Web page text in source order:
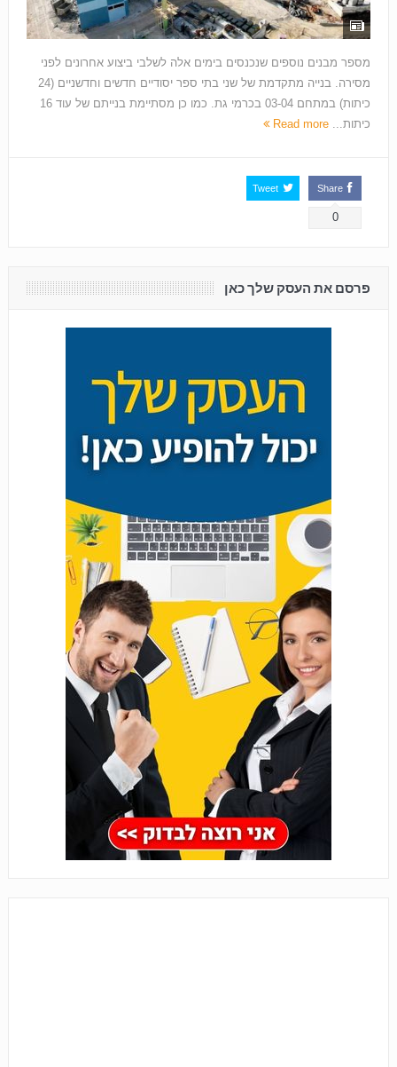
מספר מבנים נוספים שנכנסים בימים אלה לשלבי ביצוע אחרונים לפני
מסירה. בנייה מתקדמת של שני בתי ספר יסודיים חדשים וחדשניים (24
כיתות) במתחם 03-04 בכרמי גת. כמו כן מסתיימת בנייתם של עוד 16
כיתות... Read more
Share
0
Tweet
פרסם את העסק שלך כאן